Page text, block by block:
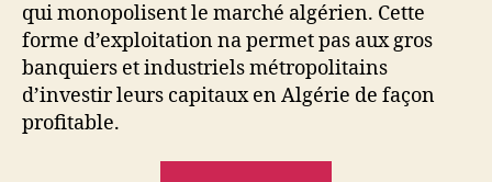
qui monopolisent le marché algérien. Cette
forme d’exploitation na permet pas aux gros
banquiers et industriels métropolitains
d’investir leurs capitaux en Algérie de façon
profitable.